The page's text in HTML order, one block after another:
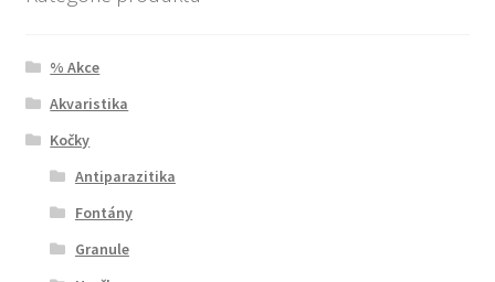
% Akce
Akvaristika
Kočky
Antiparazitika
Fontány
Granule